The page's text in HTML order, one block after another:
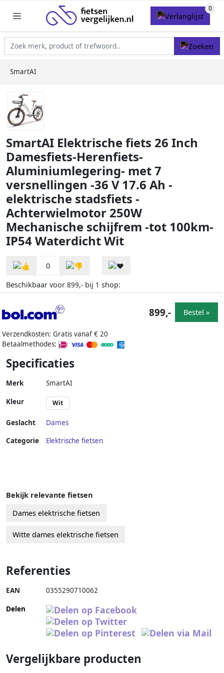
SmartAI
SmartAI Elektrische fiets 26 Inch
Damesfiets-Herenfiets-
Aluminiumlegering- met 7
versnellingen -36 V 17.6 Ah -
elektrische stadsfiets -
Achterwielmotor 250W
Mechanische schijfrem -tot 100km-
IP54 Waterdicht Wit
0
Beschikbaar voor 899,- bij 1 shop:
Verzendkosten: Gratis vanaf € 20
Betaalmethodes:
899,- Bestel »
Specificaties
Merk SmartAI
Kleur Wit
Geslacht
Dames
Categorie
Elektrische fietsen
Bekijk relevante fietsen
Dames elektrische fietsen
Witte dames elektrische fietsen
Referenties
EAN 0355290710062
Delen
Vergelijkbare producten